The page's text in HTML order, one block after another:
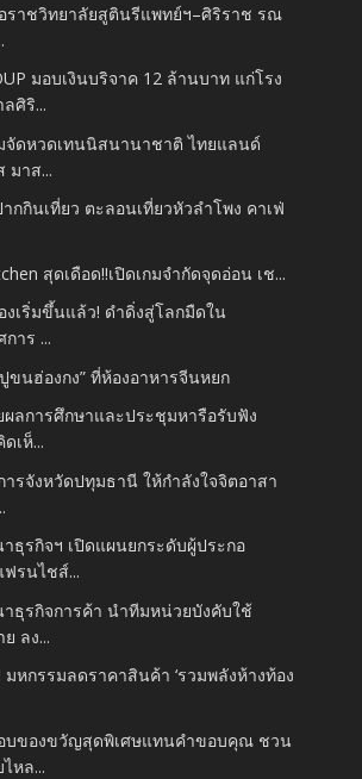
ราชวิทยาลัยสูตินรีแพทย์ฯ–ศิริราช รณ
มอบเงินบริจาค 12 ล้านบาท แก่โรง
ศิริ...
จัดหวดเทนนิสนานาชาติ ไทยแลนด์
มาส...
กกินเที่ยว ตะลอนเที่ยวหัวลำโพง คาเฟ่
สุดเดือด!!เปิดเกมจำกัดจุดอ่อน เช...
งเริ่มขึ้นแล้ว! ดำดิ่งสู่โลกมืดใน
าร ...
ขนฮ่องกง” ที่ห้องอาหารจีนหยก
ผลการศึกษาและประชุมหารือรับฟัง
เห็...
ารจังหวัดปทุมธานี ให้กำลังใจจิตอาสา
ธุรกิจฯ เปิดแผนยกระดับผู้ประกอ
ฟรนไชส์...
ธุรกิจการค้า นำทีมหน่วยบังคับใช้
ลง...
มหกรรมลดราคาสินค้า ‘รวมพลังห้างท้อง
บของขวัญสุดพิเศษแทนคำขอบคุณ ชวน
หล...